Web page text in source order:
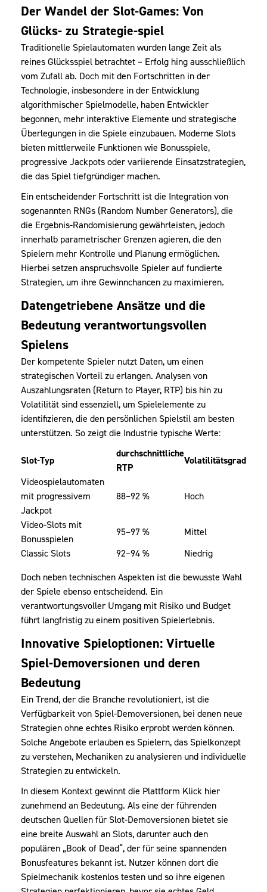
Der Wandel der Slot-Games: Von
Glücks- zu Strategie-spiel
Traditionelle Spielautomaten wurden lange Zeit als
reines Glücksspiel betrachtet – Erfolg hing ausschließlich
vom Zufall ab. Doch mit den Fortschritten in der
Technologie, insbesondere in der Entwicklung
algorithmischer Spielmodelle, haben Entwickler
begonnen, mehr interaktive Elemente und strategische
Überlegungen in die Spiele einzubauen. Moderne Slots
bieten mittlerweile Funktionen wie Bonusspiele,
progressive Jackpots oder variierende Einsatzstrategien,
die das Spiel tiefgründiger machen.
Ein entscheidender Fortschritt ist die Integration von
sogenannten RNGs (Random Number Generators), die
die Ergebnis-Randomisierung gewährleisten, jedoch
innerhalb parametrischer Grenzen agieren, die den
Spielern mehr Kontrolle und Planung ermöglichen.
Hierbei setzen anspruchsvolle Spieler auf fundierte
Strategien, um ihre Gewinnchancen zu maximieren.
Datengetriebene Ansätze und die
Bedeutung verantwortungsvollen
Spielens
Der kompetente Spieler nutzt Daten, um einen
strategischen Vorteil zu erlangen. Analysen von
Auszahlungsraten (Return to Player, RTP) bis hin zu
Volatilität sind essenziell, um Spielelemente zu
identifizieren, die den persönlichen Spielstil am besten
unterstützen. So zeigt die Industrie typische Werte:
Slot-Typ
durchschnittliche
RTP
Volatilitätsgrad
Videospielautomaten
mit progressivem
Jackpot
88–92 % Hoch
Video-Slots mit
Bonusspielen
95–97 %
Mittel
Classic Slots
92–94 %
Niedrig
Doch neben technischen Aspekten ist die bewusste Wahl
der Spiele ebenso entscheidend. Ein
verantwortungsvoller Umgang mit Risiko und Budget
führt langfristig zu einem positiven Spielerlebnis.
Innovative Spieloptionen: Virtuelle
Spiel-Demoversionen und deren
Bedeutung
Ein Trend, der die Branche revolutioniert, ist die
Verfügbarkeit von Spiel-Demoversionen, bei denen neue
Strategien ohne echtes Risiko erprobt werden können.
Solche Angebote erlauben es Spielern, das Spielkonzept
zu verstehen, Mechaniken zu analysieren und individuelle
Strategien zu entwickeln.
In diesem Kontext gewinnt die Plattform Klick hier
zunehmend an Bedeutung. Als eine der führenden
deutschen Quellen für Slot-Demoversionen bietet sie
eine breite Auswahl an Slots, darunter auch den
populären „Book of Dead“, der für seine spannenden
Bonusfeatures bekannt ist. Nutzer können dort die
Spielmechanik kostenlos testen und so ihre eigenen